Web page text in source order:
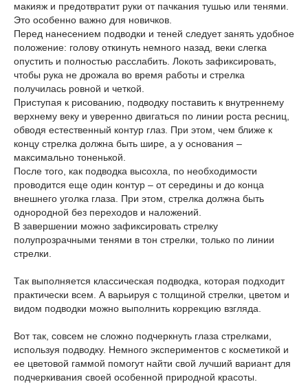
макияж и предотвратит руки от пачкания тушью или тенями.
Это особенно важно для новичков.
Перед нанесением подводки и теней следует занять удобное
положение: голову откинуть немного назад, веки слегка
опустить и полностью расслабить. Локоть зафиксировать,
чтобы рука не дрожала во время работы и стрелка
получилась ровной и четкой.
Приступая к рисованию, подводку поставить к внутреннему
верхнему веку и уверенно двигаться по линии роста ресниц,
обводя естественный контур глаз. При этом, чем ближе к
концу стрелка должна быть шире, а у основания –
максимально тоненькой.
После того, как подводка высохла, по необходимости
проводится еще один контур – от середины и до конца
внешнего уголка глаза. При этом, стрелка должна быть
однородной без переходов и наложений.
В завершении можно зафиксировать стрелку
полупрозрачными тенями в тон стрелки, только по линии
стрелки.
Так выполняется классическая подводка, которая подходит
практически всем. А варьируя с толщиной стрелки, цветом и
видом подводки можно выполнить коррекцию взгляда.
Вот так, совсем не сложно подчеркнуть глаза стрелками,
используя подводку. Немного экспериментов с косметикой и
ее цветовой гаммой помогут найти свой лучший вариант для
подчеркивания своей особенной природной красоты.